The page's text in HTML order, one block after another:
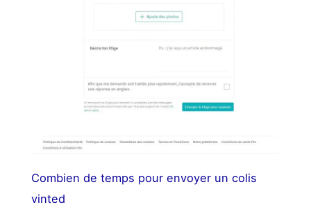
Combien de temps pour envoyer un colis
vinted